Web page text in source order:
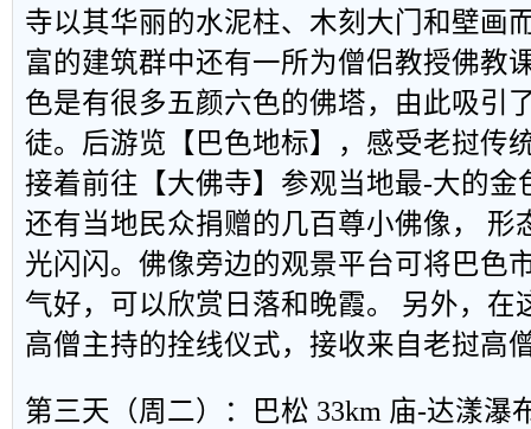
寺以其华丽的水泥柱、木刻大门和壁画
富的建筑群中还有一所为僧侣教授佛教
色是有很多五颜六色的佛塔，由此吸引
徒。后游览【巴色地标】，感受老挝传
接着前往【大佛寺】参观当地最-大的金
还有当地民众捐赠的几百尊小佛像， 形
光闪闪。佛像旁边的观景平台可将巴色
气好，可以欣赏日落和晚霞。 另外，在
高僧主持的拴线仪式，接收来自老挝高
第三天（周二）：巴松 33km 庙-达漾瀑